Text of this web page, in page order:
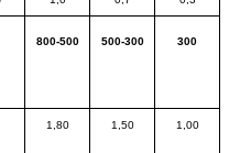
800-500 500-300 300
1,80 1,50 1,00